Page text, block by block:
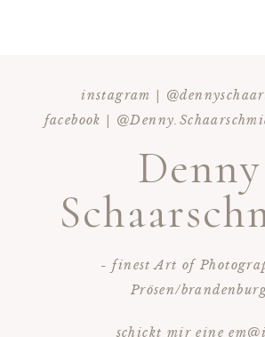
instagram |
facebook |
Denny
- finest Art of
Prösen/
schickt mir eine